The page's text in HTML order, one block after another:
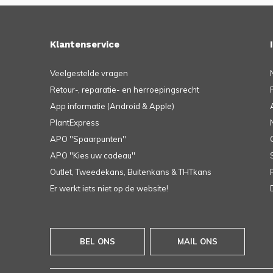
Klantenservice
Veelgestelde vragen
Retour-, reparatie- en herroepingsrecht
App informatie (Android & Apple)
PlantExpress
APO ''Spaarpunten''
APO ''Kies uw cadeau''
Outlet, Tweedekans, Buitenkans & THTkans
Er werkt iets niet op de website!
BEL ONS MAIL ONS